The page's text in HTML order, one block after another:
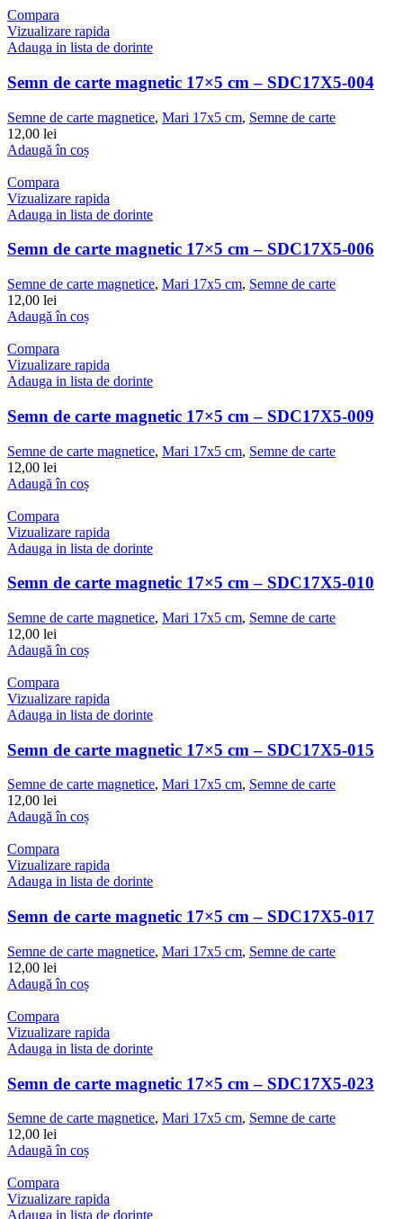
Compara
Vizualizare rapida
Adauga in lista de dorinte
Semn de carte magnetic 17×5 cm – SDC17X5-004
Semne de carte magnetice, Mari 17x5 cm, Semne de carte
12,00 lei
Adaugă în coș
Compara
Vizualizare rapida
Adauga in lista de dorinte
Semn de carte magnetic 17×5 cm – SDC17X5-006
Semne de carte magnetice, Mari 17x5 cm, Semne de carte
12,00 lei
Adaugă în coș
Compara
Vizualizare rapida
Adauga in lista de dorinte
Semn de carte magnetic 17×5 cm – SDC17X5-009
Semne de carte magnetice, Mari 17x5 cm, Semne de carte
12,00 lei
Adaugă în coș
Compara
Vizualizare rapida
Adauga in lista de dorinte
Semn de carte magnetic 17×5 cm – SDC17X5-010
Semne de carte magnetice, Mari 17x5 cm, Semne de carte
12,00 lei
Adaugă în coș
Compara
Vizualizare rapida
Adauga in lista de dorinte
Semn de carte magnetic 17×5 cm – SDC17X5-015
Semne de carte magnetice, Mari 17x5 cm, Semne de carte
12,00 lei
Adaugă în coș
Compara
Vizualizare rapida
Adauga in lista de dorinte
Semn de carte magnetic 17×5 cm – SDC17X5-017
Semne de carte magnetice, Mari 17x5 cm, Semne de carte
12,00 lei
Adaugă în coș
Compara
Vizualizare rapida
Adauga in lista de dorinte
Semn de carte magnetic 17×5 cm – SDC17X5-023
Semne de carte magnetice, Mari 17x5 cm, Semne de carte
12,00 lei
Adaugă în coș
Compara
Vizualizare rapida
Adauga in lista de dorinte